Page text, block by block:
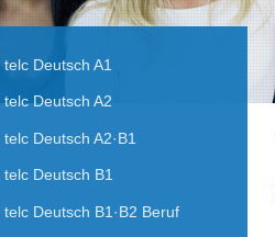
telc Deutsch A1
telc Deutsch A2
telc Deutsch A2·B1
telc Deutsch B1
telc Deutsch B1·B2 Beruf